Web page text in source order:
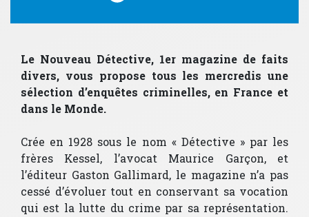
Le Nouveau Détective, 1er magazine de faits
divers, vous propose tous les mercredis une
sélection d’enquêtes criminelles, en France et
dans le Monde.
Crée en 1928 sous le nom « Détective » par les
frères Kessel, l’avocat Maurice Garçon, et
l’éditeur Gaston Gallimard, le magazine n’a pas
cessé d’évoluer tout en conservant sa vocation
qui est la lutte du crime par sa représentation.